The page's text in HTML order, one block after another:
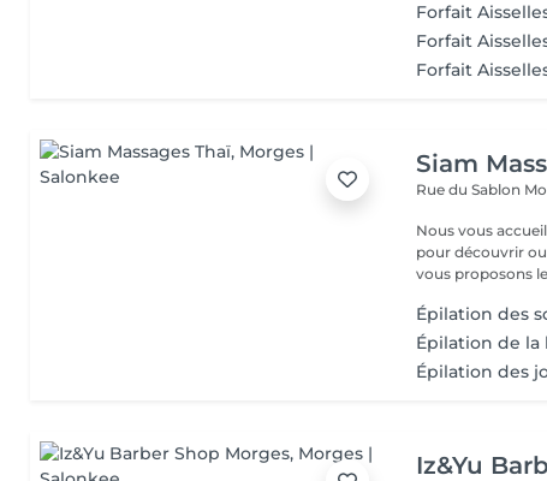
Forfait
Forfait
Forfait
Siam
Rue du Sablon
Nous vous
pour découvrir ou
vous proposons
Épilation des
Épilation de la
Épilation des
Iz&Yu